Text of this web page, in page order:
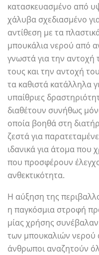
κατασκευασμένο από
χάλυβα σχεδιασμένο
αντίθεση με τα
μπουκάλια νερού από
γνωστά για την
τους και την αντοχή
τα καθιστά κατάλληλα
υπαίθριες
διαθέτουν συνήθως
οποία βοηθά στη
ζεστά για
ιδανικά για άτομα που
που προσφέρουν
ανθεκτικότητα.
Η αύξηση της
η παγκόσμια στροφή
μίας χρήσης
των μπουκαλιών νερού
άνθρωποι αναζητούν